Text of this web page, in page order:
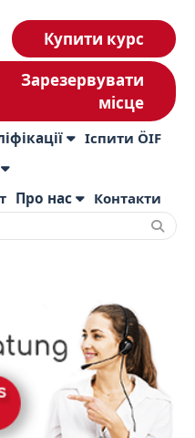
Купити курс
Зарезервувати
місце
Іспити ÖIF
Про нас Контакти